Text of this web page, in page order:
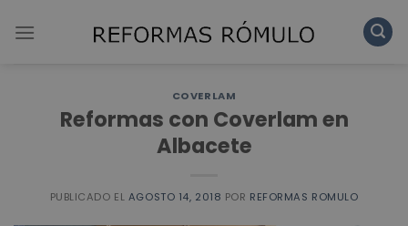
COVERLAM
Reformas con Coverlam en
Albacete
PUBLICADO EL AGOSTO 14, 2018 POR REFORMAS ROMULO